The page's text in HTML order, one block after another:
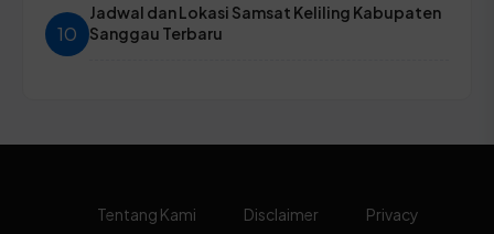
10
Jadwal dan Lokasi Samsat Keliling Kabupaten
Sanggau Terbaru
Tentang Kami Disclaimer
Privacy